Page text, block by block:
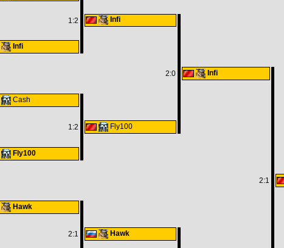
1:2 Infi
2:0
Infi
Infi
2:1
Cash
1:2 Fly100
Fly100
Hawk
2:1 Hawk